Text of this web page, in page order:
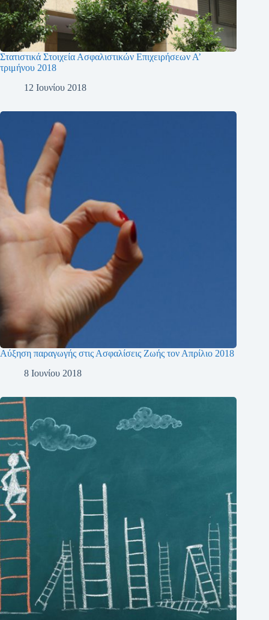
Στατιστικά Στοιχεία Ασφαλιστικών Επιχειρήσεων Α’
τριμήνου 2018
12 Ιουνίου 2018
Αύξηση παραγωγής στις Ασφαλίσεις Ζωής τον Απρίλιο 2018
8 Ιουνίου 2018